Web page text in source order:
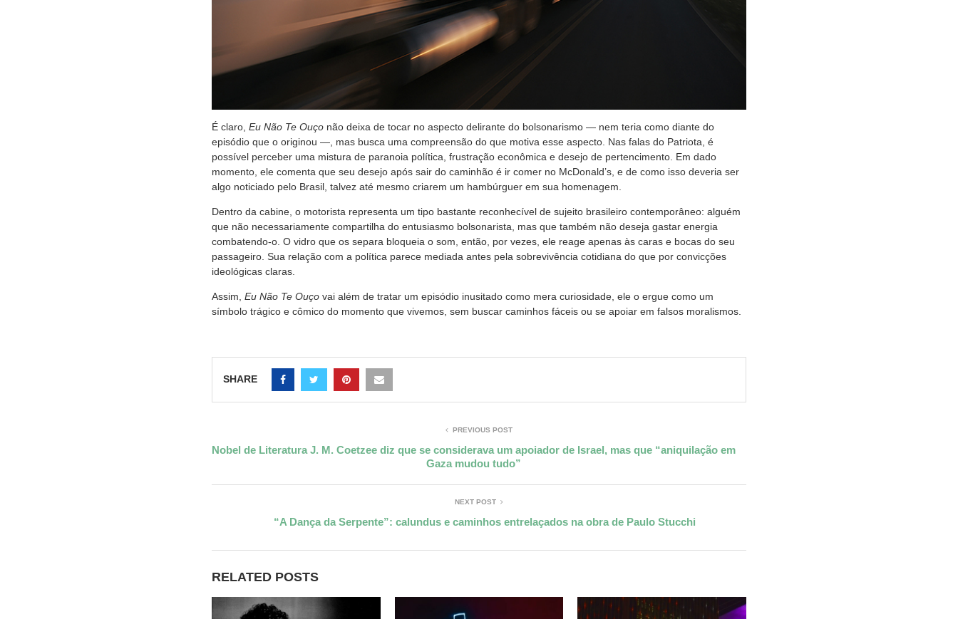
É claro, Eu Não Te Ouço não deixa de tocar no aspecto delirante do bolsonarismo — nem teria como diante do
episódio que o originou —, mas busca uma compreensão do que motiva esse aspecto. Nas falas do Patriota, é
possível perceber uma mistura de paranoia política, frustração econômica e desejo de pertencimento. Em dado
momento, ele comenta que seu desejo após sair do caminhão é ir comer no McDonald’s, e de como isso deveria ser
algo noticiado pelo Brasil, talvez até mesmo criarem um hambúrguer em sua homenagem.
Dentro da cabine, o motorista representa um tipo bastante reconhecível de sujeito brasileiro contemporâneo: alguém
que não necessariamente compartilha do entusiasmo bolsonarista, mas que também não deseja gastar energia
combatendo-o. O vidro que os separa bloqueia o som, então, por vezes, ele reage apenas às caras e bocas do seu
passageiro. Sua relação com a política parece mediada antes pela sobrevivência cotidiana do que por convicções
ideológicas claras.
Assim, Eu Não Te Ouço vai além de tratar um episódio inusitado como mera curiosidade, ele o ergue como um
símbolo trágico e cômico do momento que vivemos, sem buscar caminhos fáceis ou se apoiar em falsos moralismos.
SHARE
PREVIOUS POST
Nobel de Literatura J. M. Coetzee diz que se considerava um apoiador de Israel, mas que “aniquilação em
Gaza mudou tudo”
NEXT POST
“A Dança da Serpente”: calundus e caminhos entrelaçados na obra de Paulo Stucchi
RELATED POSTS